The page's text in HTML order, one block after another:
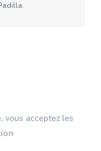
vous acceptez les